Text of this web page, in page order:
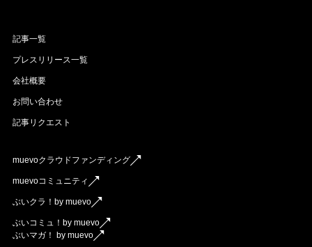
記事一覧
プレスリリース一覧
会社概要
お問い合わせ
記事リクエスト
muevoクラウドファンディング
muevoコミュニティ
ぶいクラ！by muevo
ぶいコミュ！by muevo
ぶいマガ！ by muevo